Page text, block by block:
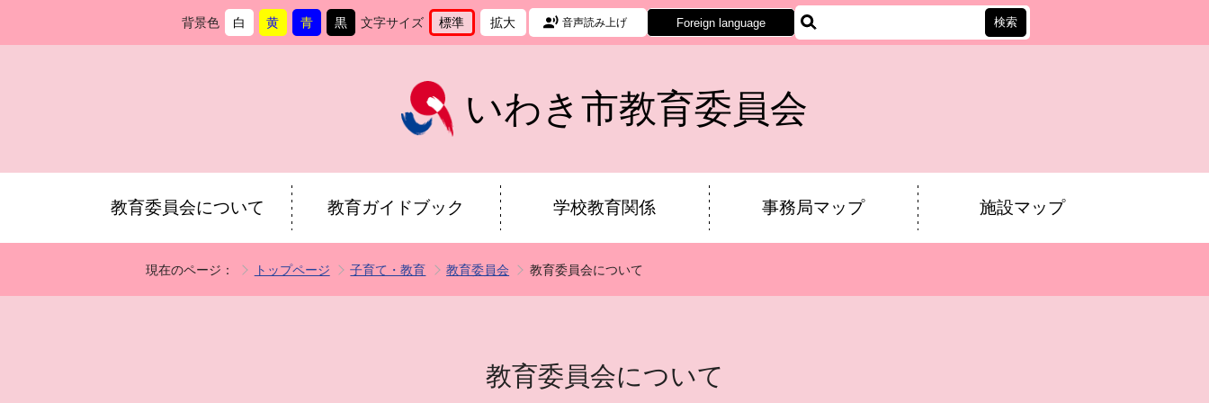
背景色
背
白
に
背
黄
に
背
青
に
背
黒
に
文字サイズ
文
イ
ズ
を
標準
に
文
ズ
拡大
に
音声読み上げ Foreign language
いわき市教育委員会
教育委員会について 教育ガイドブック 学校教育関係 事務局マップ 施設マップ
現在のページ： トップページ 子育て・教育 教育委員会 教育委員会について
教育委員会について